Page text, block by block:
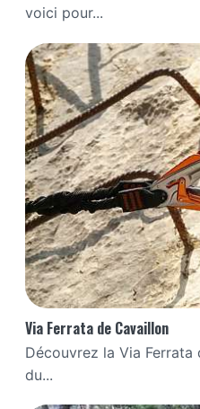
voici pour...
Via Ferrata de Cavaillon
Découvrez la Via
du...